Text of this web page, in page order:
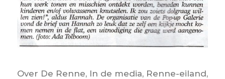
Over De Renne, In de media, Renne-eiland,